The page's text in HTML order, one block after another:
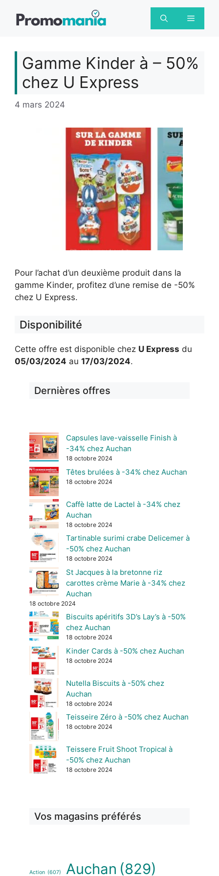
Menu
Gamme Kinder à – 50%
chez U Express
4 mars 2024
Pour l’achat d’un deuxième produit dans la
gamme Kinder, profitez d’une remise de -50%
chez U Express.
Disponibilité
Cette offre est disponible chez U Express du
05/03/2024 au 17/03/2024.
Dernières offres
Capsules lave-vaisselle Finish à
-34% chez Auchan
18 octobre 2024
Têtes brulées à -34% chez Auchan
18 octobre 2024
Caffè latte de Lactel à -34% chez
Auchan
18 octobre 2024
Tartinable surimi crabe Delicemer à
-50% chez Auchan
18 octobre 2024
St Jacques à la bretonne riz
carottes crème Marie à -34% chez
Auchan
18 octobre 2024
Biscuits apéritifs 3D’s Lay’s à -50%
chez Auchan
18 octobre 2024
Kinder Cards à -50% chez Auchan
18 octobre 2024
Nutella Biscuits à -50% chez
Auchan
18 octobre 2024
Teisseire Zéro à -50% chez Auchan
18 octobre 2024
Teissere Fruit Shoot Tropical à
-50% chez Auchan
18 octobre 2024
Vos magasins préférés
Action (607) Auchan (829)